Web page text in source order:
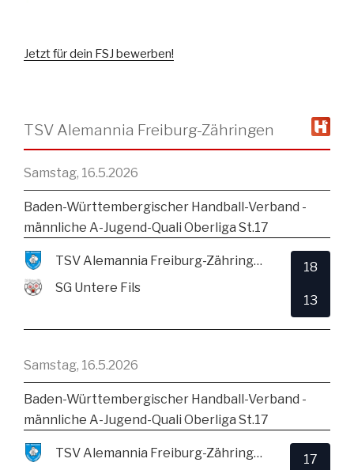
Jetzt für dein FSJ bewerben!
TSV Alemannia Freiburg-Zähringen
Samstag, 16.5.2026
Baden-Württembergischer Handball-Verband -
männliche A-Jugend-Quali Oberliga St.17
TSV Alemannia Freiburg-Zähringen
SG Untere Fils
18
13
Samstag, 16.5.2026
Baden-Württembergischer Handball-Verband -
männliche A-Jugend-Quali Oberliga St.17
TSV Alemannia Freiburg-Zähringen
17